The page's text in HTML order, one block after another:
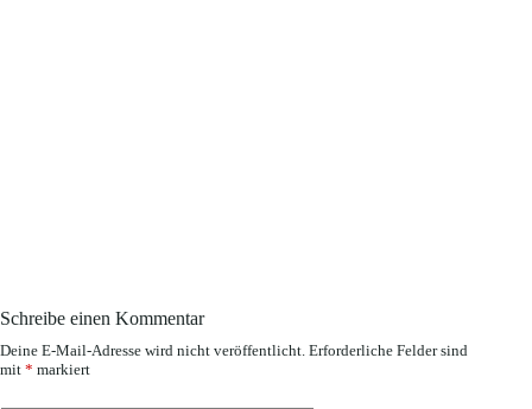
Schreibe einen Kommentar
Deine E-Mail-Adresse wird nicht veröffentlicht. Erforderliche Felder sind
mit * markiert